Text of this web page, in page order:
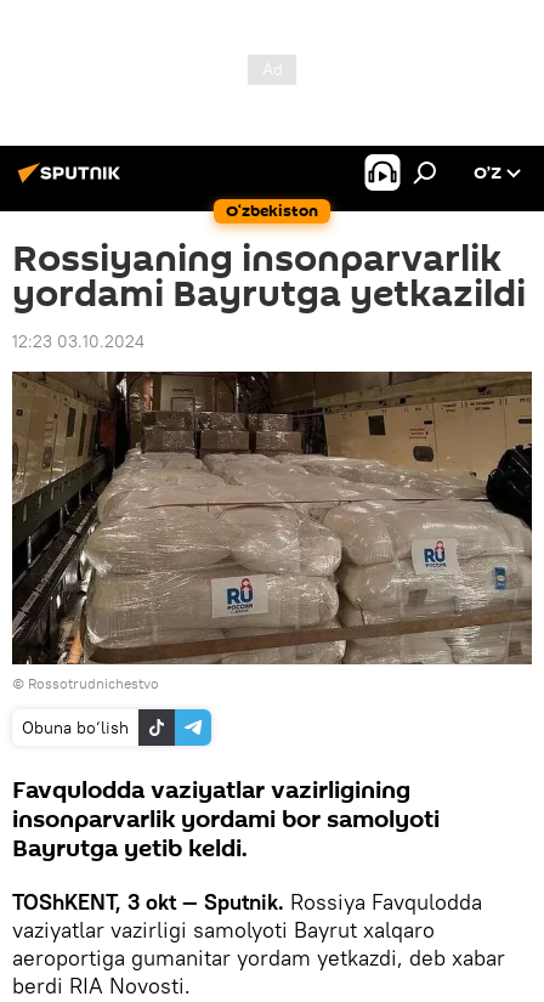
O‘zbekiston
O’Z
Rossiyaning insonparvarlik
yordami Bayrutga yetkazildi
12:23 03.10.2024
© Rossotrudnichestvo
Obuna bo‘lish
Favqulodda vaziyatlar vazirligining
insonparvarlik yordami bor samolyoti
Bayrutga yetib keldi.
TOShKENT, 3 okt — Sputnik. Rossiya Favqulodda
vaziyatlar vazirligi samolyoti Bayrut xalqaro
aeroportiga gumanitar yordam yetkazdi, deb xabar
berdi RIA Novosti.